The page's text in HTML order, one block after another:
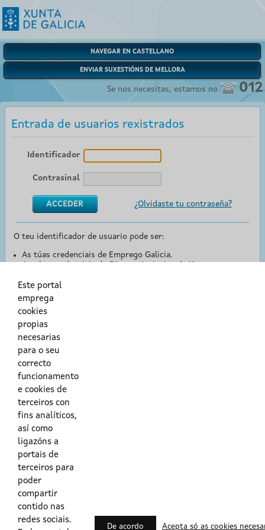
NAVEGAR EN CASTELLANO
ENVIAR SUXESTIÓNS DE MELLORA
Se nos necesitas, estamos no 012
Entrada de usuarios rexistrados
Identificador
Contrasinal
¿Olvidaste tu contraseña?
O teu identificador de usuario pode ser:
As túas credenciais de Emprego Galicia.
O teu DNI ou o teu NIE.
Este portal
emprega
cookies
propias
necesarias
para o seu
correcto
funcionamento
e cookies de
terceiros con
fins analíticos,
así como
ligazóns a
portais de
terceiros para
poder
compartir
contido nas
redes sociais.
De acordo Acepta só as cookies